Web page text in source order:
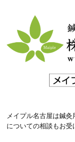
メイプル名古屋は鍼
についての相談もお受